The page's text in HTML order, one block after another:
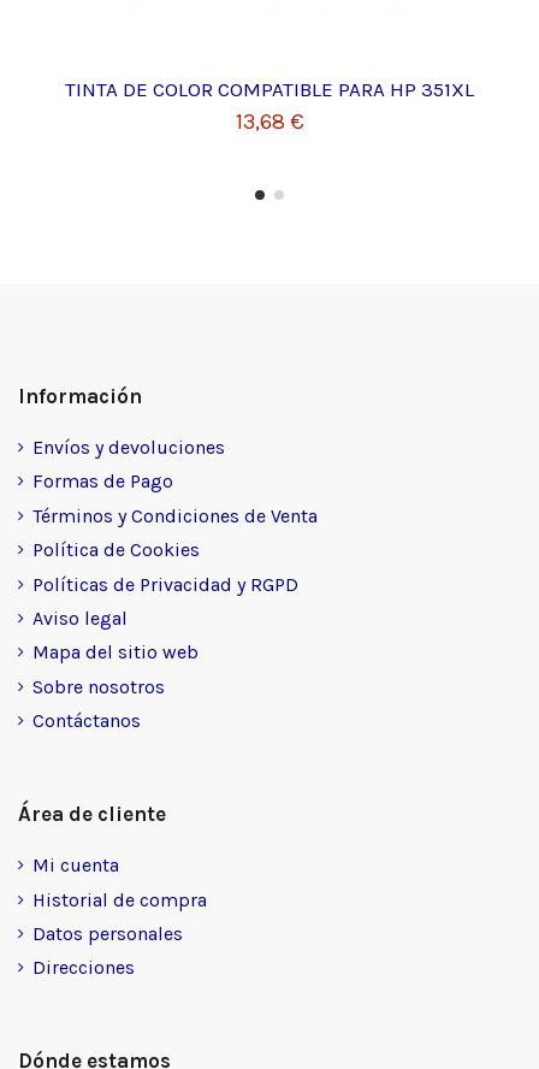
TINTA DE COLOR COMPATIBLE PARA HP 351XL
13,68 €
Información
Envíos y devoluciones
Formas de Pago
Términos y Condiciones de Venta
Política de Cookies
Políticas de Privacidad y RGPD
Aviso legal
Mapa del sitio web
Sobre nosotros
Contáctanos
Área de cliente
Mi cuenta
Historial de compra
Datos personales
Direcciones
Dónde estamos